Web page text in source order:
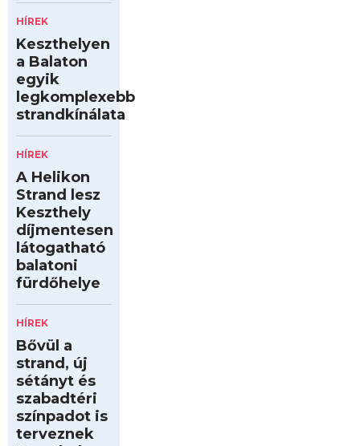
HÍREK
Keszthelyen
a Balaton
egyik
legkomplexebb
strandkínálata
HÍREK
A Helikon
Strand lesz
Keszthely
díjmentesen
látogatható
balatoni
fürdőhelye
HÍREK
Bővül a
strand, új
sétányt és
szabadtéri
színpadot is
terveznek